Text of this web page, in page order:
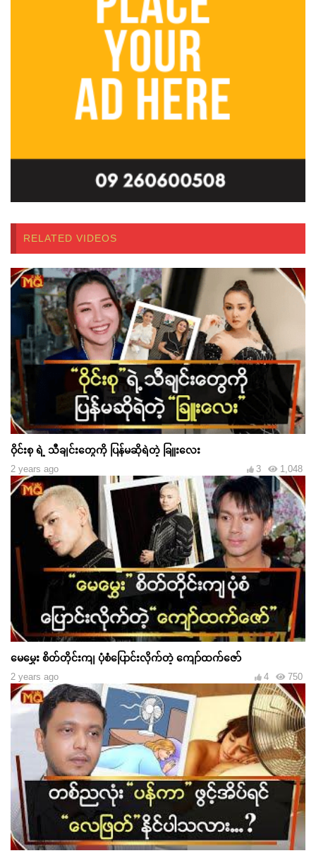
RELATED VIDEOS
ဝိုင်းစု ရဲ့ သီချင်းတွေကို ပြန်မဆိုရဲတဲ့ ခြူးလေး
2 years ago 1,048
3
မေမွှေး စိတ်တိုင်းကျ ပုံစံပြောင်းလိုက်တဲ့ ကျော်ထက်ဇော်
2 years ago 750
4